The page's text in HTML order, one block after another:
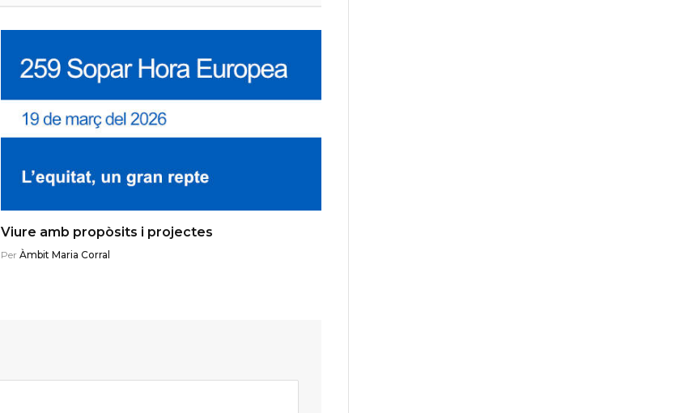
Viure amb propòsits i projectes
Per Àmbit Maria Corral